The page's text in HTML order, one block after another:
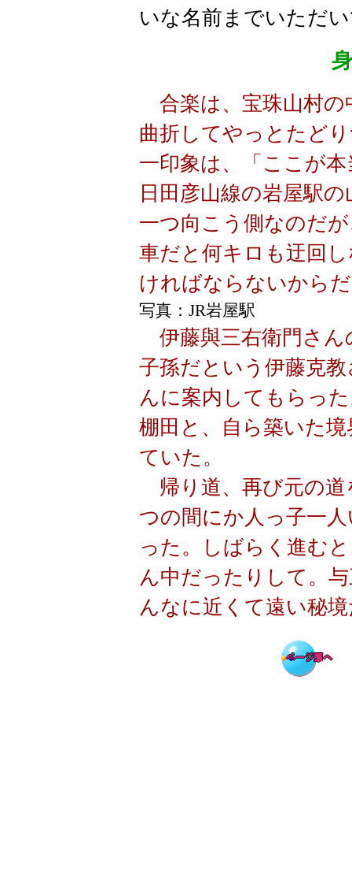
いな名前までいただ
合楽は、宝珠山村の
曲折してやっとたど
一印象は、「ここが
日田彦山線の岩屋駅の
一つ向こう側なのだ
車だと何キロも迂回
ければならないから
写真：JR岩屋駅
伊藤與三右衛門さん
子孫だという伊藤克教
んに案内してもらっ
棚田と、自ら築いた
ていた。
帰り道、再び元の道
つの間にか人っ子一
った。しばらく進む
ん中だったりして。
んなに近くて遠い秘